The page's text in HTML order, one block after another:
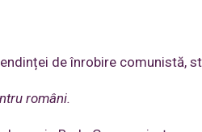
de înrobire comunistă,
români.